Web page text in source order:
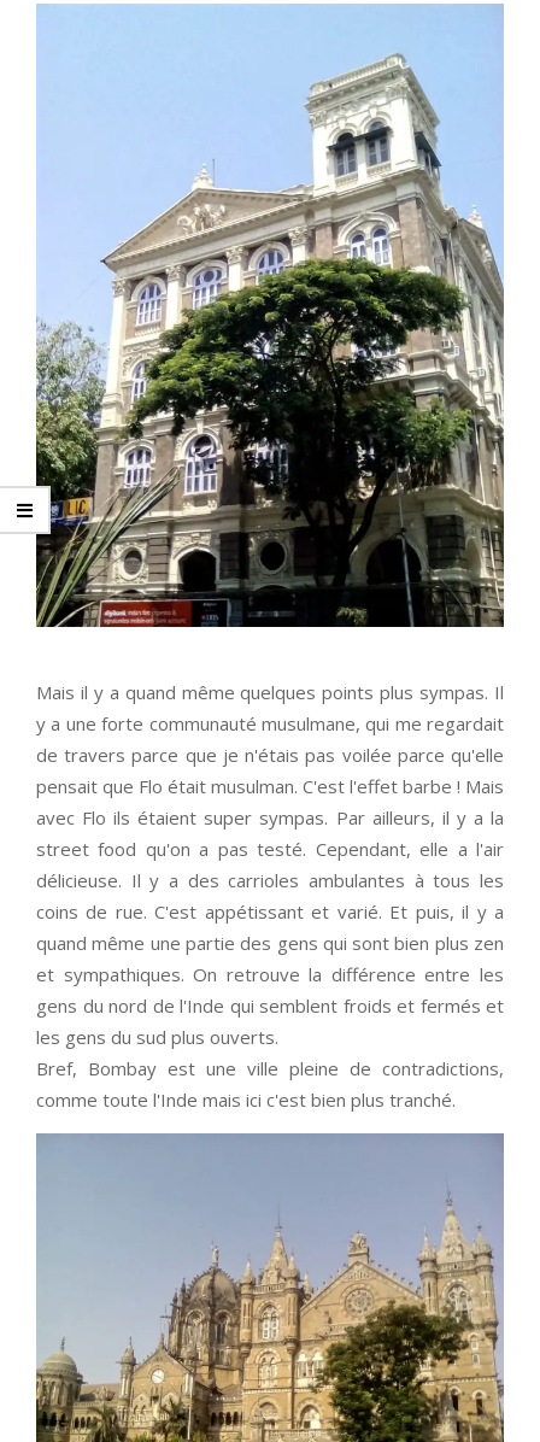
Mais il y a quand même quelques points plus sympas. Il
y a une forte communauté musulmane, qui me regardait
de travers parce que je n'étais pas voilée parce qu'elle
pensait que Flo était musulman. C'est l'effet barbe ! Mais
avec Flo ils étaient super sympas. Par ailleurs, il y a la
street food qu'on a pas testé. Cependant, elle a l'air
délicieuse. Il y a des carrioles ambulantes à tous les
coins de rue. C'est appétissant et varié. Et puis, il y a
quand même une partie des gens qui sont bien plus zen
et sympathiques. On retrouve la différence entre les
gens du nord de l'Inde qui semblent froids et fermés et
les gens du sud plus ouverts.
Bref, Bombay est une ville pleine de contradictions,
comme toute l'Inde mais ici c'est bien plus tranché.